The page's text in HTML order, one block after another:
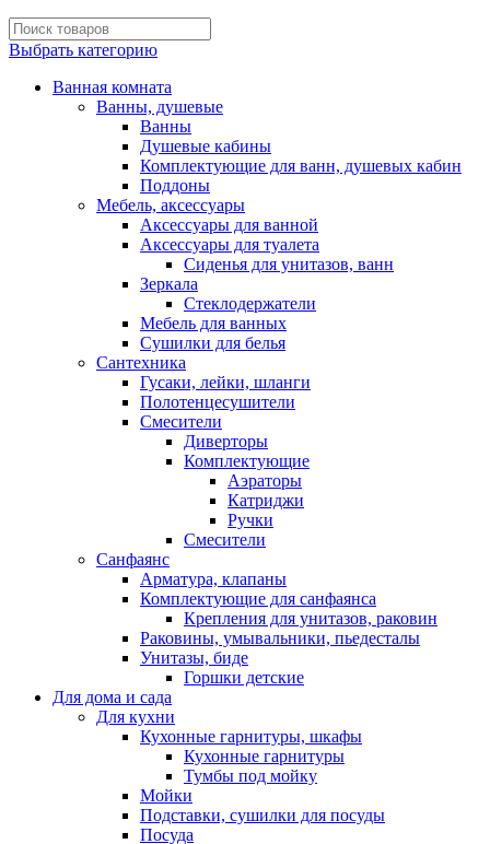
Выбрать категорию
Ванная комната
Ванны, душевые
Ванны
Душевые кабины
Комплектующие для ванн, душевых кабин
Поддоны
Мебель, аксессуары
Аксессуары для ванной
Аксессуары для туалета
Сиденья для унитазов, ванн
Зеркала
Стеклодержатели
Мебель для ванных
Сушилки для белья
Сантехника
Гусаки, лейки, шланги
Полотенцесушители
Смесители
Диверторы
Комплектующие
Аэраторы
Катриджи
Ручки
Смесители
Санфаянс
Арматура, клапаны
Комплектующие для санфаянса
Крепления для унитазов, раковин
Раковины, умывальники, пьедесталы
Унитазы, биде
Горшки детские
Для дома и сада
Для кухни
Кухонные гарнитуры, шкафы
Кухонные гарнитуры
Тумбы под мойку
Мойки
Подставки, сушилки для посуды
Посуда